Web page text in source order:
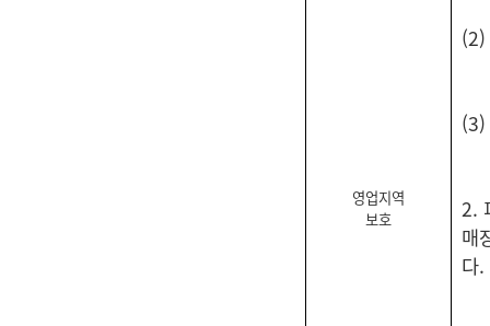
영업지역
보호
(2)
(3)
2.
매
다.